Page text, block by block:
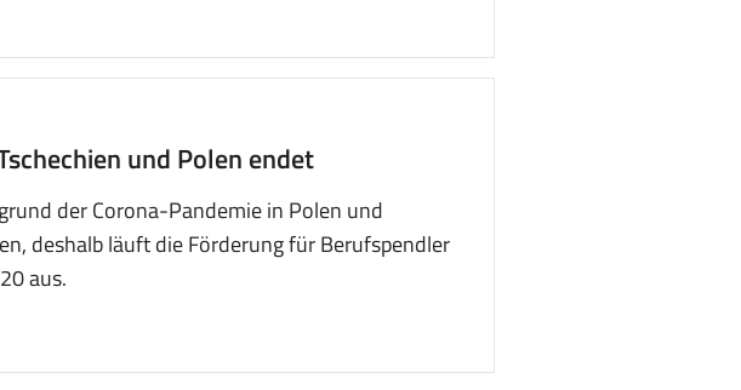
und Polen endet
der Corona-Pandemie in Polen und
deshalb läuft die Förderung für Berufspendler
aus.